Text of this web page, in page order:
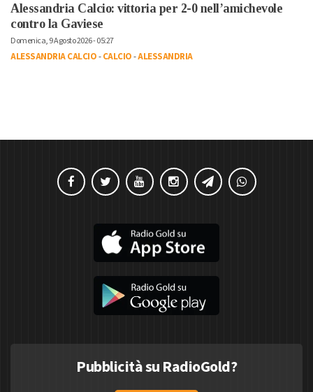
Alessandria Calcio: vittoria per 2-0 nell’amichevole
contro la Gaviese
Domenica, 9 Agosto 2026 - 05:27
ALESSANDRIA CALCIO-CALCIO-ALESSANDRIA
Pubblicità su RadioGold?